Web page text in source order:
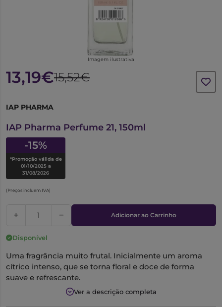
Imagem ilustrativa
13,19€15,52€
IAP PHARMA
IAP Pharma Perfume 21, 150ml
-15%
*Promoção válida de
01/10/2025 a
31/08/2026
(Preços incluem IVA)
Adicionar ao Carrinho
Disponível
Uma fragrância muito frutal. Inicialmente um aroma
cítrico intenso, que se torna floral e doce de forma
suave e refrescante.
Ver a descrição completa